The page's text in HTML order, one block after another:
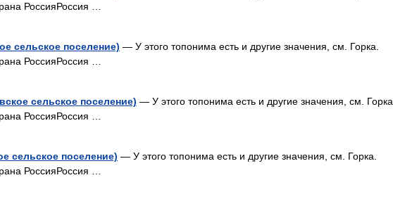
РоссияРоссия …
сельское поселение) — У этого топонима есть и другие значения, см. Горка.
РоссияРоссия …
сельское поселение) — У этого топонима есть и другие значения, см. Горка.
РоссияРоссия …
сельское поселение) — У этого топонима есть и другие значения, см. Горка.
РоссияРоссия …